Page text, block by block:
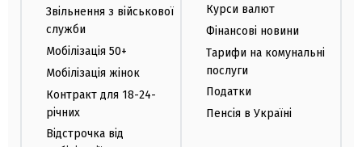
Звільнення з військової
служби
Мобілізація 50+
Мобілізація жінок
Контракт для 18-24-
річних
Відстрочка від
Курси валют
Фінансові новини
Тарифи на комунальні
послуги
Податки
Пенсія в Україні